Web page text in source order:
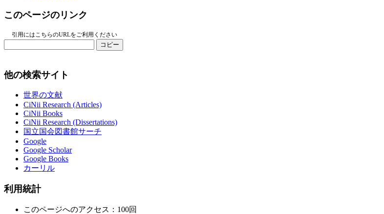
このページのリンク
引用にはこちらのURLをご利用ください
コピー
他の検索サイト
世界の文献
CiNii Research (Articles)
CiNii Books
CiNii Research (Dissertations)
国立国会図書館サーチ
Google
Google Scholar
Google Books
カーリル
利用統計
このページへのアクセス：100回